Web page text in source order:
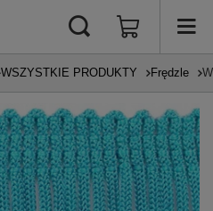
WSZYSTKIE PRODUKTY Frędzle